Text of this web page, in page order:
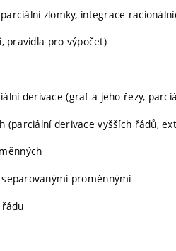
zlomky, integrace
pravidla pro výpočet)
derivace (graf a jeho řezy,
(parciální derivace vyšších řádů,
proměnnými